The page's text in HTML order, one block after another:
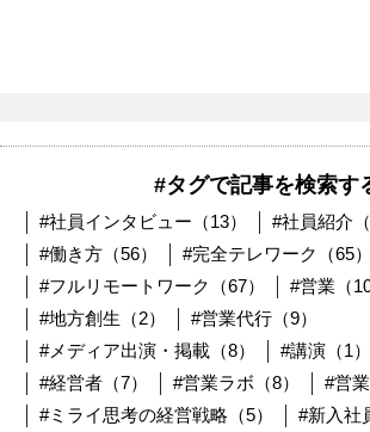
#タグで記事を検索す
#社員インタビュー（13）
#社員紹介（
#働き方（56）
#完全テレワーク（65）
#フルリモートワーク（67）
#営業（10
#地方創生（2）
#営業代行（9）
#メディア出演・掲載（8）
#講演（1）
#経営者（7）
#営業ラボ（8）
#営
#ミライ思考の経営戦略（5）
#新入社